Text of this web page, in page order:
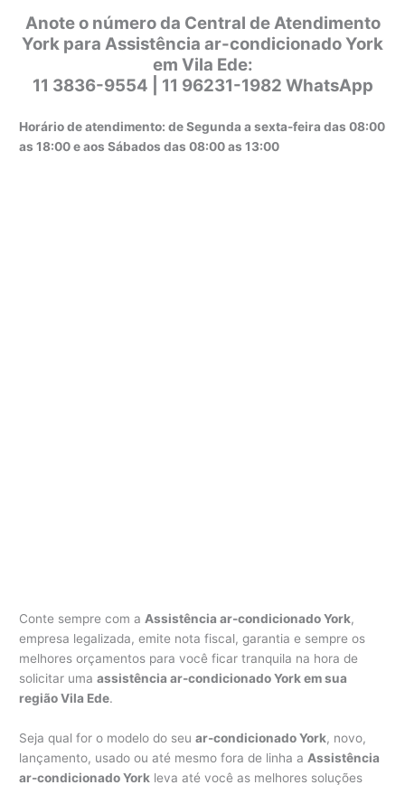
Anote o número da Central de Atendimento
York para Assistência ar-condicionado York
em Vila Ede:
11 3836-9554 | 11 96231-1982 WhatsApp
Horário de atendimento: de Segunda a sexta-feira das 08:00
as 18:00 e aos Sábados das 08:00 as 13:00
Conte sempre com a Assistência ar-condicionado York,
empresa legalizada, emite nota fiscal, garantia e sempre os
melhores orçamentos para você ficar tranquila na hora de
solicitar umaassistência ar-condicionado York em sua
região Vila Ede.
Seja qual for o modelo do seuar-condicionado York, novo,
lançamento, usado ou até mesmo fora de linha a Assistência
ar-condicionado York leva até você as melhores soluções